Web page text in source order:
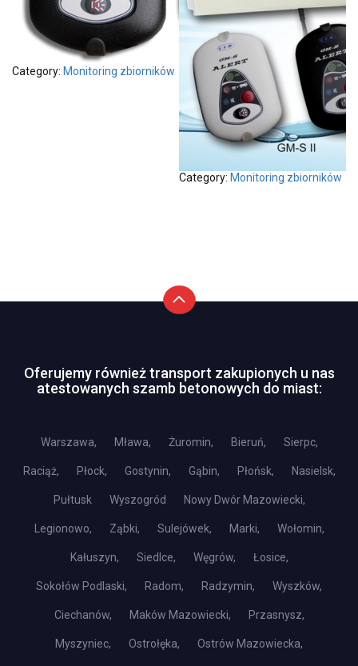
Category: Monitoring zbiorników
Category: Monitoring zbiorników
Oferujemy również transport zakupionych u nas
atestowanych szamb betonowych do miast:
Warszawa, Mława, Żuromin, Bieruń, Sierpc,
Raciąż, Płock, Gostynin, Gąbin, Płońsk, Nasielsk,
Pułtusk Wyszogród Nowy Dwór Mazowiecki,
Legionowo, Ząbki, Sulejówek, Marki, Wołomin,
Kałuszyn, Siedlce, Węgrów, Łosice,
Sokołów Podlaski, Radom, Radzymin, Wyszków,
Ciechanów, Maków Mazowiecki, Przasnysz,
Myszyniec, Ostrołęka, Ostrów Mazowiecka,